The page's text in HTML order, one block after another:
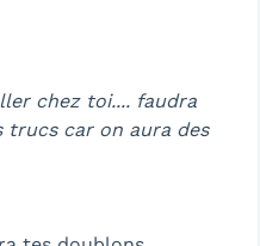
chez toi.... faudra
trucs car on aura des